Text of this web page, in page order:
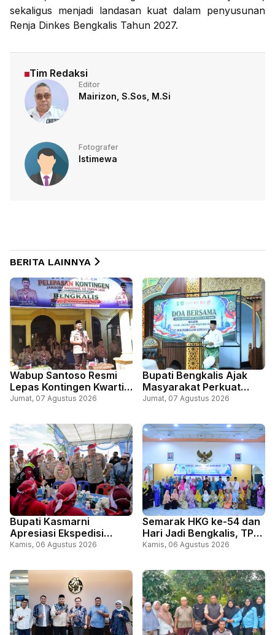
sekaligus menjadi landasan kuat dalam penyusunan
Renja Dinkes Bengkalis Tahun 2027.
Tim Redaksi
Editor
Mairizon, S.Sos, M.Si
Fotografer
Istimewa
BERITA LAINNYA
Wabup Santoso Resmi
Lepas Kontingen Kwartir
Cabang Gerakan
Jambore Nasional, di
Cibubur Jakarta
Jumat, 07 Agustus 2026
Bupati Bengkalis Ajak
Masyarakat Perkuat
Persatuan Lewat Doa
Jadi ke-69 Riau dan HUT
ke-81 RI
Jumat, 07 Agustus 2026
Bupati Kasmarni
Apresiasi Ekspedisi
Merah Putih Presisi,
Masyarakat Perbatasan
Kamis, 06 Agustus 2026
Semarak HKG ke-54 dan
Hari Jadi Bengkalis, TP
PKK Bengkalis Gelar
Melayu
Kamis, 06 Agustus 2026